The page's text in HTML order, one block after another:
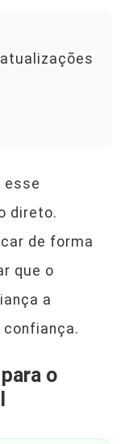
esse
direto.
de forma
que o
a
o